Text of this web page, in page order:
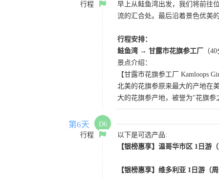
行程
早上从鲑鱼湾出发，我们将前往
流的汇合处。最后沿着景色优美
行程安排：
鲑鱼湾 → 甘露市花旗参工厂
（
景点介绍：
【甘露市花旗参工厂 Kamloops
北美的花旗参原来最大的产地在
大的花旗参产地，被誉为"花旗
第6天
D6
行程
以下是可选产品:
【银榜惠享】温哥华市区 1日游
【银榜惠享】维多利亚 1日游（